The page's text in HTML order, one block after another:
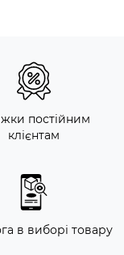
постійним
клієнтам
в виборі товару